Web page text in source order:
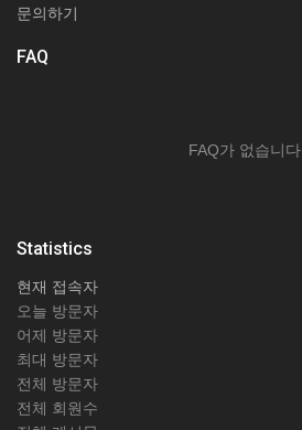
문의하기
FAQ
FAQ가 없습니다.
Statistics
현재 접속자
오늘 방문자
어제 방문자
최대 방문자
전체 방문자
전체 회원수